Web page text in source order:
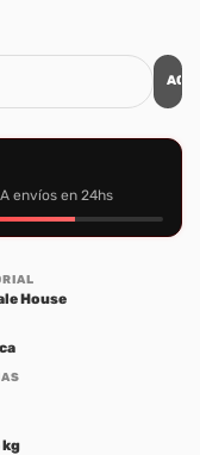
envíos en 24hs
House
kg